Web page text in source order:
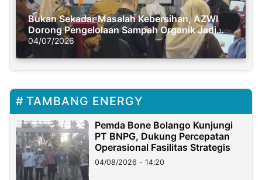
Bukan Sekadar Masalah Kebersihan, AZWI
Dorong Pengelolaan Sampah Organik Jadi
Solusi Krisis Iklim
04/07/2026
TAMBANG ENERGY
Pemda Bone Bolango Kunjungi
PT BNPG, Dukung Percepatan
Operasional Fasilitas Strategis
04/08/2026 - 14:20